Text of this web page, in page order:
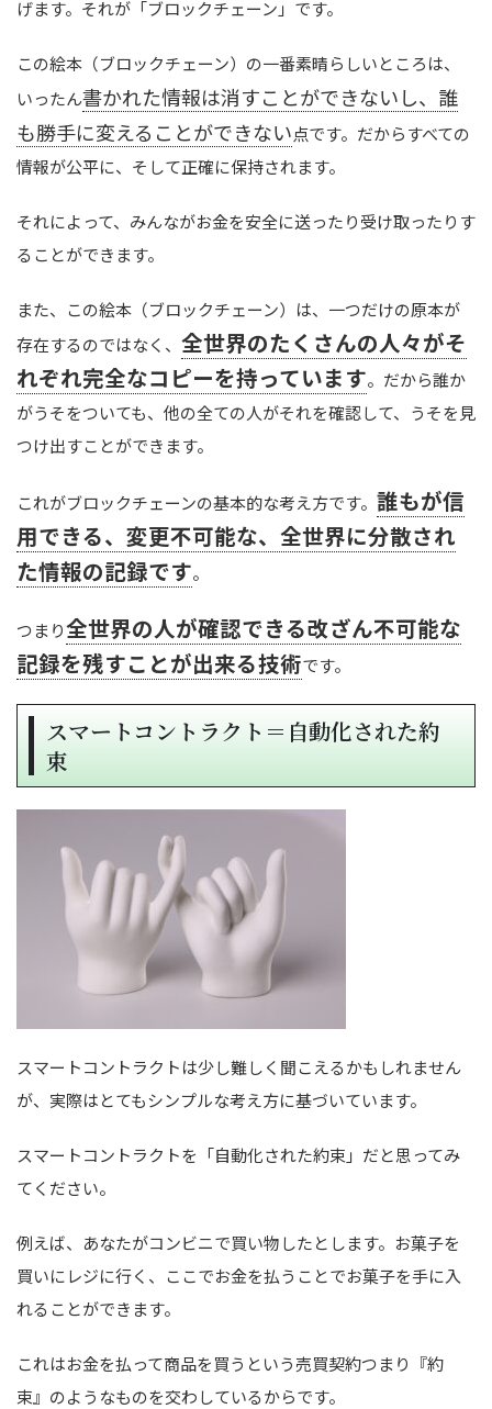
げます。それが「ブロックチェーン」です。
この絵本（ブロックチェーン）の一番素晴らしいところは、
いったん書かれた情報は消すことができないし、誰
も勝手に変えることができない点です。だからすべての
情報が公平に、そして正確に保持されます。
それによって、みんながお金を安全に送ったり受け取ったりす
ることができます。
また、この絵本（ブロックチェーン）は、一つだけの原本が
存在するのではなく、 全世界のたくさんの人々がそ
れぞれ完全なコピーを持っています。だから誰か
がうそをついても、他の全ての人がそれを確認して、うそを見
つけ出すことができます。
これがブロックチェーンの基本的な考え方です。 誰もが信
用できる、変更不可能な、全世界に分散され
た情報の記録です。
つまり全世界の人が確認できる改ざん不可能な
記録を残すことが出来る技術です。
スマートコントラクト＝自動化された約
束
スマートコントラクトは少し難しく聞こえるかもしれません
が、実際はとてもシンプルな考え方に基づいています。
スマートコントラクトを「自動化された約束」だと思ってみ
てください。
例えば、あなたがコンビニで買い物したとします。お菓子を
買いにレジに行く、ここでお金を払うことでお菓子を手に入
れることができます。
これはお金を払って商品を買うという売買契約つまり『約
束』のようなものを交わしているからです。